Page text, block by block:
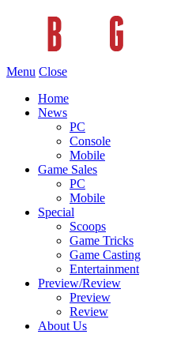
Menu Close
Home
News
PC
Console
Mobile
Game Sales
PC
Mobile
Special
Scoops
Game Tricks
Game Casting
Entertainment
Preview/Review
Preview
Review
About Us